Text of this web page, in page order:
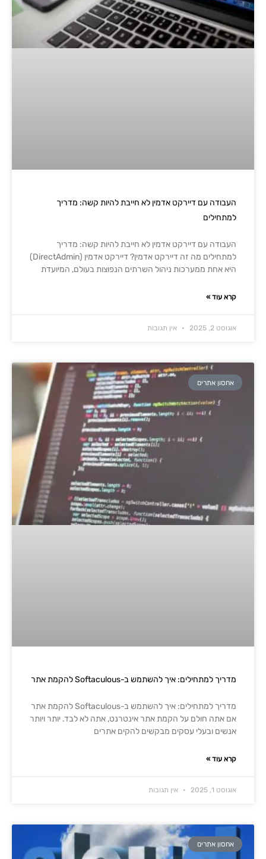
העבודה עם דיירקט אדמין לא חייבת להיות קשה: מדריך
למתחילים
העבודה עם דיירקט אדמין לא חייבת להיות קשה: מדריך
למתחילים מה זה דיירקט אדמין? דיירקט אדמין (DirectAdmin)
היא אחת ממערכות ניהול השרתים הנפוצות בעולם, המיועדת
קרא עוד »
אוגוסט 2, 2025 אין תגובות
אחסון אתרים
מדריך למתחילים: איך להשתמש ב-Softaculous להקמת אתר
מדריך למתחילים: איך להשתמש ב-Softaculous להקמת אתר
אם אתה חולם על הקמת אתר אינטרנט, אתה לא לבד. יותר ויותר
אנשים ובעלי עסקים מבקשים להקים אתרים
קרא עוד »
אוגוסט 1, 2025 אין תגובות
אחסון אתרים